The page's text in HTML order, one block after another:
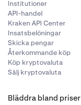
Institutioner
API-handel
Kraken API Center
Insatsbelöningar
Skicka pengar
Återkommande köp
Köp kryptovaluta
Sälj kryptovaluta
Bläddra bland priser